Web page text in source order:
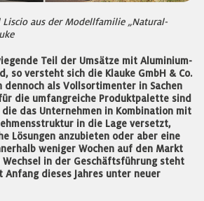
Liscio aus der Modellfamilie „Natural-
Teil der Umsätze mit Aluminium-
so versteht sich die Klauke GmbH & Co.
dennoch als Vollsortimenter in Sachen
die umfangreiche Produktpalette sind
das Unternehmen in Kombination mit
in die Lage versetzt,
Lösungen anzubieten oder aber eine
weniger Wochen auf den Markt
Wechsel in der Geschäftsführung steht
Anfang dieses Jahres unter neuer